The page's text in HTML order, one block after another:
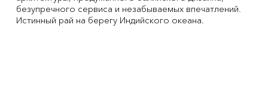
безупречного сервиса и незабываемых впечатлений.
Истинный рай на берегу Индийского океана.